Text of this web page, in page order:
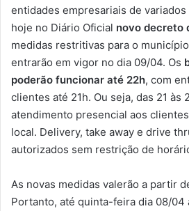
entidades empresariais de
hoje no Diário Oficial novo decreto
medidas restritivas para o
entrarão em vigor no dia 09/04. Os
poderão funcionar até 22h, com
clientes até 21h. Ou seja, das 21 às
atendimento presencial aos
local. Delivery, take away e drive
autorizados sem restrição de
As novas medidas valerão a partir
Portanto, até quinta-feira dia 08/04